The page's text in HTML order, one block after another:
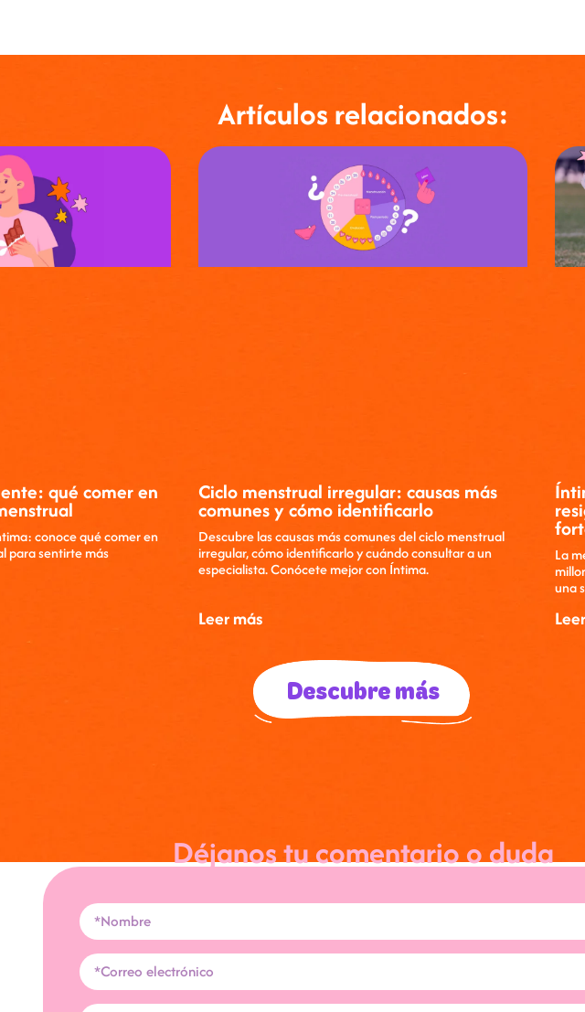
Artículos relacionados:
qué comer en
conoce qué comer en
para sentirte más
Ciclo menstrual irregular: causas más
comunes y cómo identificarlo
Descubre las causas más comunes del ciclo menstrual
irregular, cómo identificarlo y cuándo consultar a un
especialista. Conócete mejor con Íntima.
Leer más
La
una
Descubre más
Déjanos tu comentario o duda